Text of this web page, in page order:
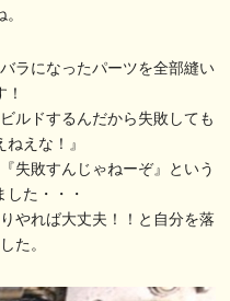
ラになったパーツを全部縫い
ルドするんだから失敗しても
えな！』
失敗すんじゃねーぞ』という
した・・・
やれば大丈夫！！と自分を落
た。